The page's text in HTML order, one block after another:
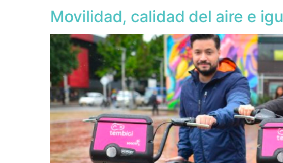
Movilidad, calidad del aire e